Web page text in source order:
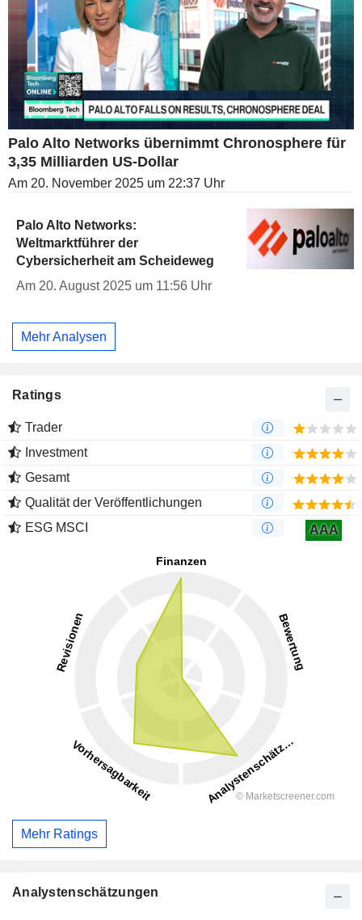
Palo Alto Networks übernimmt Chronosphere für
3,35 Milliarden US-Dollar
Am 20. November 2025 um 22:37 Uhr
Palo Alto Networks:
Weltmarktführer der
Cybersicherheit am Scheideweg
Am 20. August 2025 um 11:56 Uhr
Mehr Analysen
Ratings
Trader
Investment
Gesamt
Qualität der Veröffentlichungen
ESG MSCI
AAA
Mehr Ratings
Analystenschätzungen